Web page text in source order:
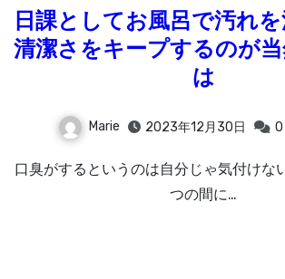
日課としてお風呂で汚れ
清潔さをキープするのが
は
Marie 2023年12月30日 0
口臭がするというのは自分じゃ気付けないことが多く、い
つの間に…